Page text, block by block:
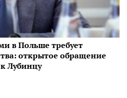
в Польше требует
открытое обращение
Лубинцу